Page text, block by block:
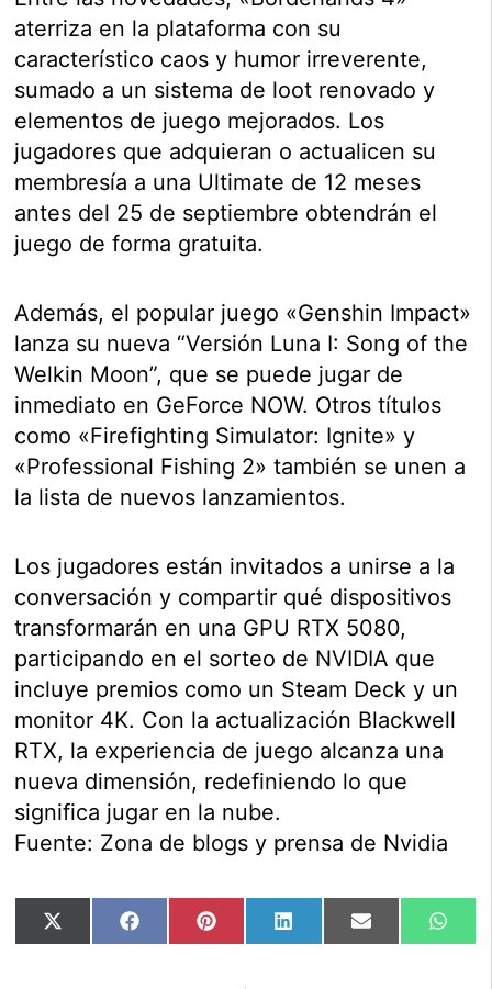
aterriza en la plataforma con su
característico caos y humor irreverente,
sumado a un sistema de loot renovado y
elementos de juego mejorados. Los
jugadores que adquieran o actualicen su
membresía a una Ultimate de 12 meses
antes del 25 de septiembre obtendrán el
juego de forma gratuita.
Además, el popular juego «Genshin Impact»
lanza su nueva “Versión Luna I: Song of the
Welkin Moon”, que se puede jugar de
inmediato en GeForce NOW. Otros títulos
como «Firefighting Simulator: Ignite» y
«Professional Fishing 2» también se unen a
la lista de nuevos lanzamientos.
Los jugadores están invitados a unirse a la
conversación y compartir qué dispositivos
transformarán en una GPU RTX 5080,
participando en el sorteo de NVIDIA que
incluye premios como un Steam Deck y un
monitor 4K. Con la actualización Blackwell
RTX, la experiencia de juego alcanza una
nueva dimensión, redefiniendo lo que
significa jugar en la nube.
Fuente: Zona de blogs y prensa de Nvidia
Compartir
en
X
Compartir
en
FacebookCompartir
en
PinterestCompartir
en
LinkedInCompartir
en
Email
en